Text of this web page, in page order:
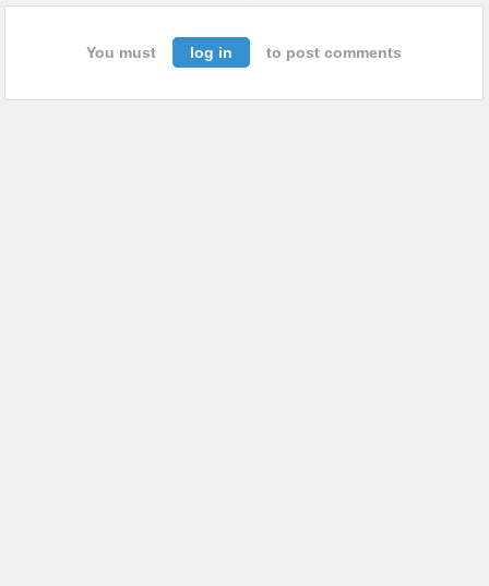
You must log in to post comments